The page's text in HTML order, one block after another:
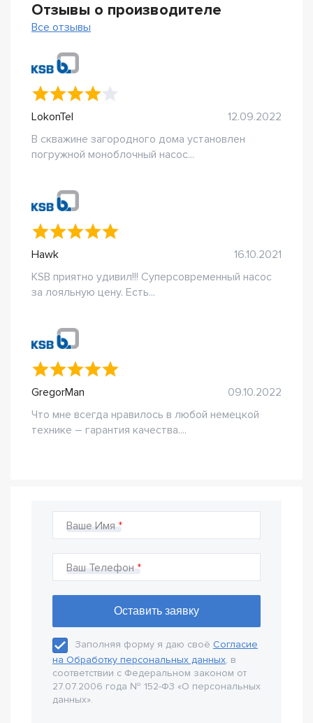
Отзывы о производителе
Все отзывы
LokonTel
12.09.2022
В скважине загородного дома установлен
погружной моноблочный насос...
Hawk
16.10.2021
KSB приятно удивил!!! Суперсовременный насос
за лояльную цену. Есть...
GregorMan
09.10.2022
Что мне всегда нравилось в любой немецкой
технике – гарантия качества....
Ваше Имя
Ваш Телефон
Заполняя форму я даю своё Согласие
на Обработку персональных данных, в
соответствии с Федеральном законом от
27.07.2006 года № 152-Ф3 «О персональных
данных».